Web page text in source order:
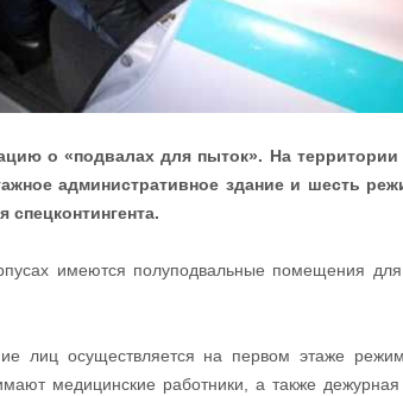
о «подвалах для пыток». На территории
административное здание и шесть
спецконтингента.
имеются полуподвальные помещения
лиц осуществляется на первом этаже
медицинские работники, а также